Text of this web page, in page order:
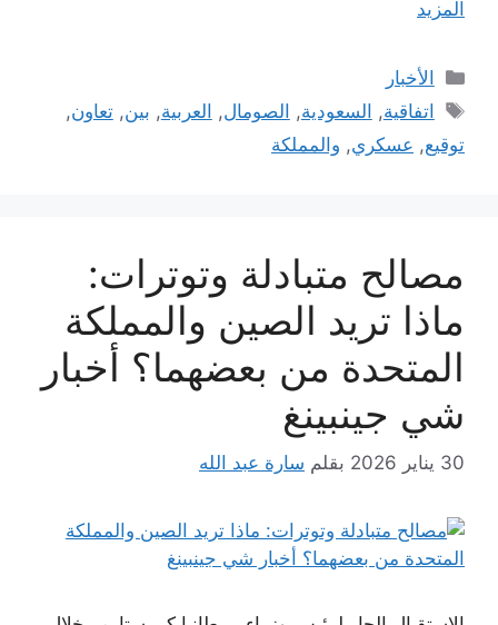
المزيد
التصنيفات
الأخبار
الوسوم
اتفاقية, السعودية, الصومال, العربية, بين,تعاون,
توقيع, عسكري, والمملكة
مصالح متبادلة وتوترات:
ماذا تريد الصين والمملكة
المتحدة من بعضهما؟ أخبار
شي جينبينغ
30 يناير 2026 بقلم سارة عبد الله